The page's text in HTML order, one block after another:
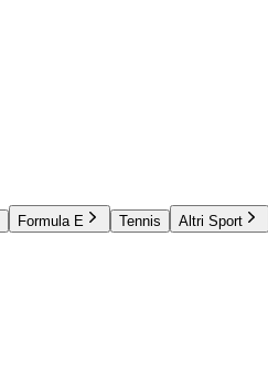
Formula E Tennis Altri Sport